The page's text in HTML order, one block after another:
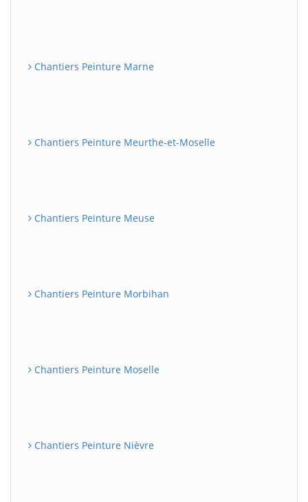
Chantiers Peinture Marne
Chantiers Peinture Meurthe-et-Moselle
Chantiers Peinture Meuse
Chantiers Peinture Morbihan
Chantiers Peinture Moselle
Chantiers Peinture Nièvre